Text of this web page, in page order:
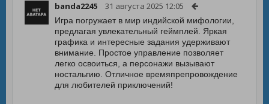
banda2245 31 августа 2025 12:05
Игра погружает в мир индийской мифологии,
предлагая увлекательный геймплей. Яркая
графика и интересные задания удерживают
внимание. Простое управление позволяет
легко освоиться, а персонажи вызывают
ностальгию. Отличное времяпрепровождение
для любителей приключений!